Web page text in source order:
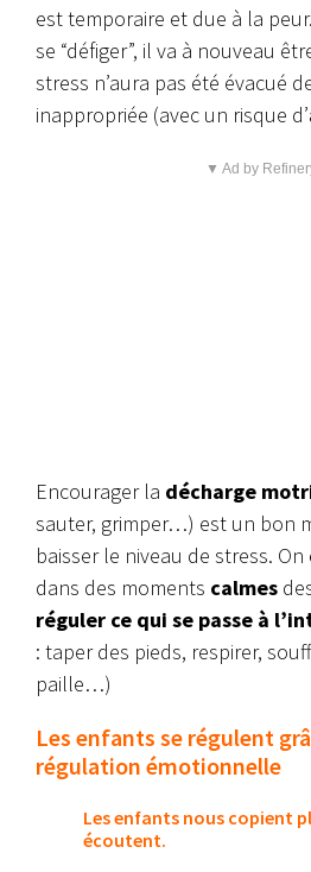
est temporaire et due à la
se “défiger”, il va à nouveau
stress n’aura pas été évacué
inappropriée (avec un risque d’
▼ Ad by
Encourager la décharge
sauter, grimper…) est un bon
baisser le niveau de stress. On
dans des moments calmes
réguler ce qui se passe à
: taper des pieds, respirer,
paille…)
Les enfants se régulent
régulation émotionnelle
Les enfants nous copient
écoutent.